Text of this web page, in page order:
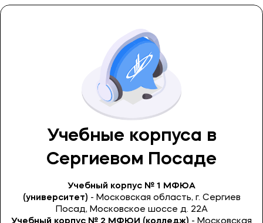
Дополнительное образование
Новости ВУЗа
Контакты
Банковские реквизиты
Учебные корпуса в
Сергиевом Посаде
Учебный корпус № 1 МФЮА
(университет) - Московская область, г. Сергиев
Посад, Московское шоссе д. 22А